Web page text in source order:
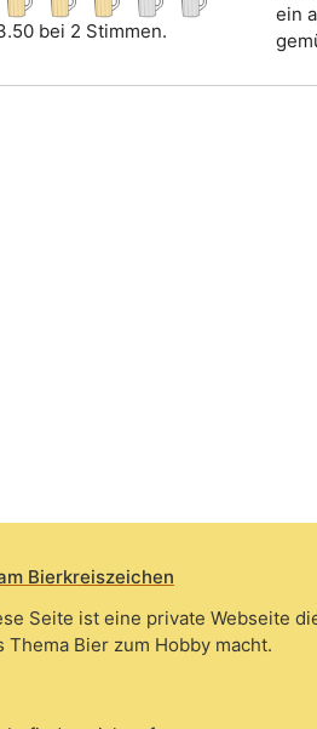
bei 2 Stimmen.
ein
Bierkreiszeichen
Seite ist eine private Webseite
Thema Bier zum Hobby macht.